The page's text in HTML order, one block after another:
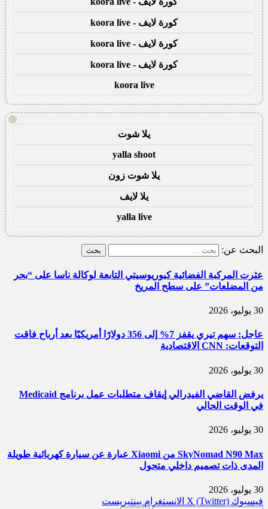
كورة لايف - koora live
كورة لايف - koora live
كورة لايف - koora live
koora live
!
يلا شوت
yalla shoot
يلا شوت زون
يلا لايف
yalla live
البحث عن:
عثرت المركبة الفضائية كيوريوسيتي التابعة لوكالة ناسا على “بحر
من المضلعات” على سطح المريخ
30 يوليو، 2026
عاجل: سهم تيري يقفز 7% إلى 356 دولارًا أمريكيًا بعد أرباح فاقت
التوقعات: CNN الاقتصادية
30 يوليو، 2026
يرفض القاضي الفيدرالي إيقاف متطلبات عمل برنامج Medicaid
في الوقت الحالي
30 يوليو، 2026
SkyNomad N90 Max من Xiaomi عبارة عن سيارة كهربائية طويلة
المدى ذات تصميم داخلي متحول
30 يوليو، 2026
فيسبوك X (Twitter) الانستغرام بينتيريست